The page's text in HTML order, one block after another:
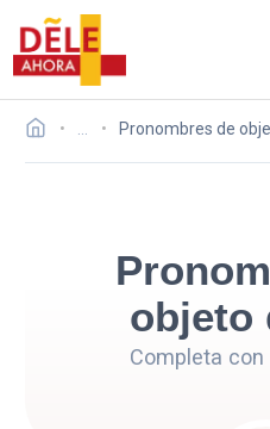
Pronombres de
objeto
Completa con